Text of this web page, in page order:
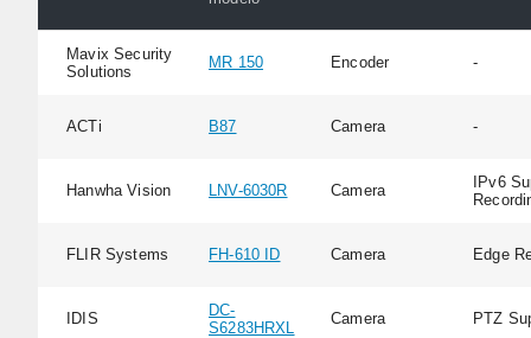
Mavix Security
Solutions
MR 150 Encoder -
ACTi B87 Camera -
Hanwha Vision LNV-6030R Camera
IPv6
FLIR Systems FH-610 ID Camera Edge
IDIS
DC-
S6283HRXL
Camera PTZ